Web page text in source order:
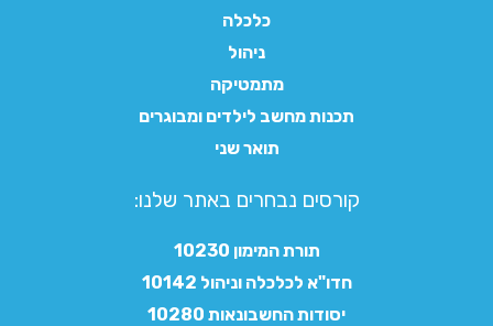
כלכלה
ניהול
מתמטיקה
תכנות מחשב לילדים ומבוגרים
תואר שני
קורסים נבחרים באתר שלנו:​
תורת המימון 10230
חדו"א לכלכלה וניהול 10142
יסודות החשבונאות 10280